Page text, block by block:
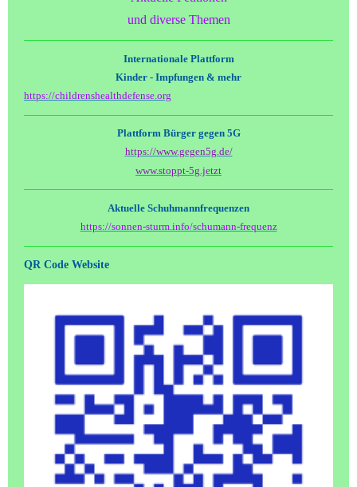
und diverse Themen
Internationale Plattform
Kinder - Impfungen & mehr
https://childrenshealthdefense.org
Plattform Bürger gegen 5G
https://www.gegen5g.de/
www.stoppt-5g.jetzt
Aktuelle Schuhmannfrequenzen
https://sonnen-sturm.info/schumann-frequenz
QR Code Website